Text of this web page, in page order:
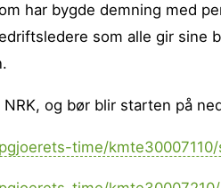
har bygde demning med
som alle gir sine
og bør blir starten på
time/